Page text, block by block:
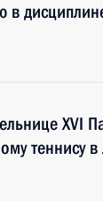
в
XVI
теннису